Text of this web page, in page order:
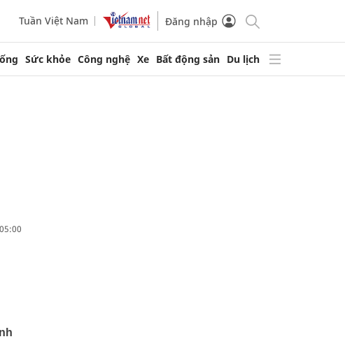
Tuần Việt Nam Đăng nhập
Sức khỏe Công nghệ Xe Bất động sản Du lịch